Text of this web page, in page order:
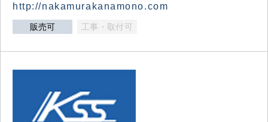
http://nakamurakanamono.com
販売可 工事・取付可